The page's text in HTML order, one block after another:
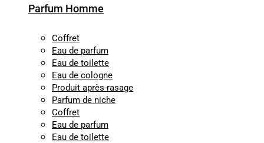
Parfum Homme
Coffret
Eau de parfum
Eau de toilette
Eau de cologne
Produit après-rasage
Parfum de niche
Coffret
Eau de parfum
Eau de toilette